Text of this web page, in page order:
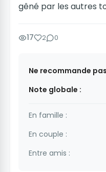
gêné par les autres
17 2 0
Ne recommande
Note globale :
En famille :
En couple :
Entre amis :